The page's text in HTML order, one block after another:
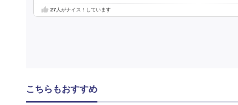
27人がナイス！しています
こちらもおすすめ